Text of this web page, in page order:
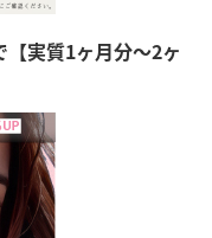
実質1ヶ月分～2ヶ